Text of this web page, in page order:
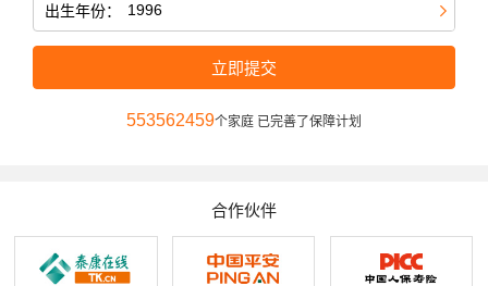
出生年份：
立即提交
553562459个家庭 已完善了保障计划
合作伙伴